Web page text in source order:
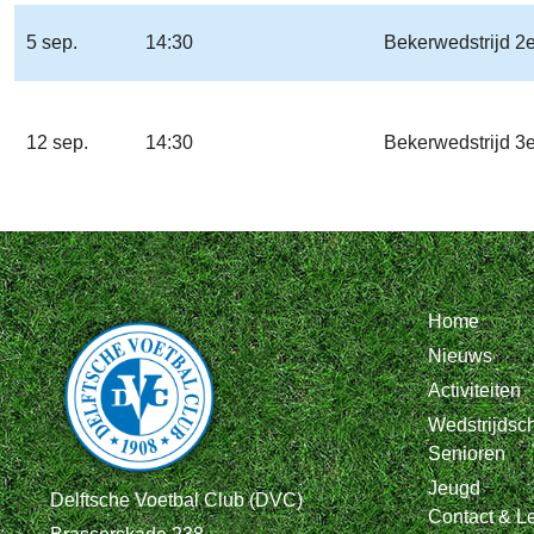
5 sep. 14:30 Bekerwedstrijd
12 sep. 14:30 Bekerwedstrijd
Delftsche Voetbal Club (DVC)
Home
Nieuws
Activiteiten
Senioren
Jeugd
Contact &